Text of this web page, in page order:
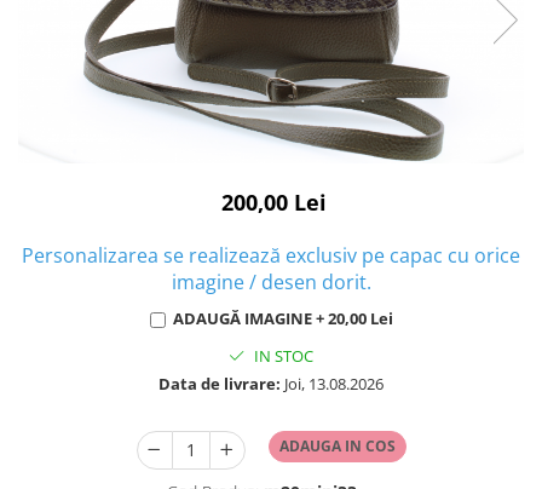
200,00 Lei
Personalizarea se realizează exclusiv pe capac cu orice
imagine / desen dorit.
ADAUGĂ IMAGINE + 20,00 Lei
IN STOC
Data de livrare: Joi, 13.08.2026
ADAUGA IN COS